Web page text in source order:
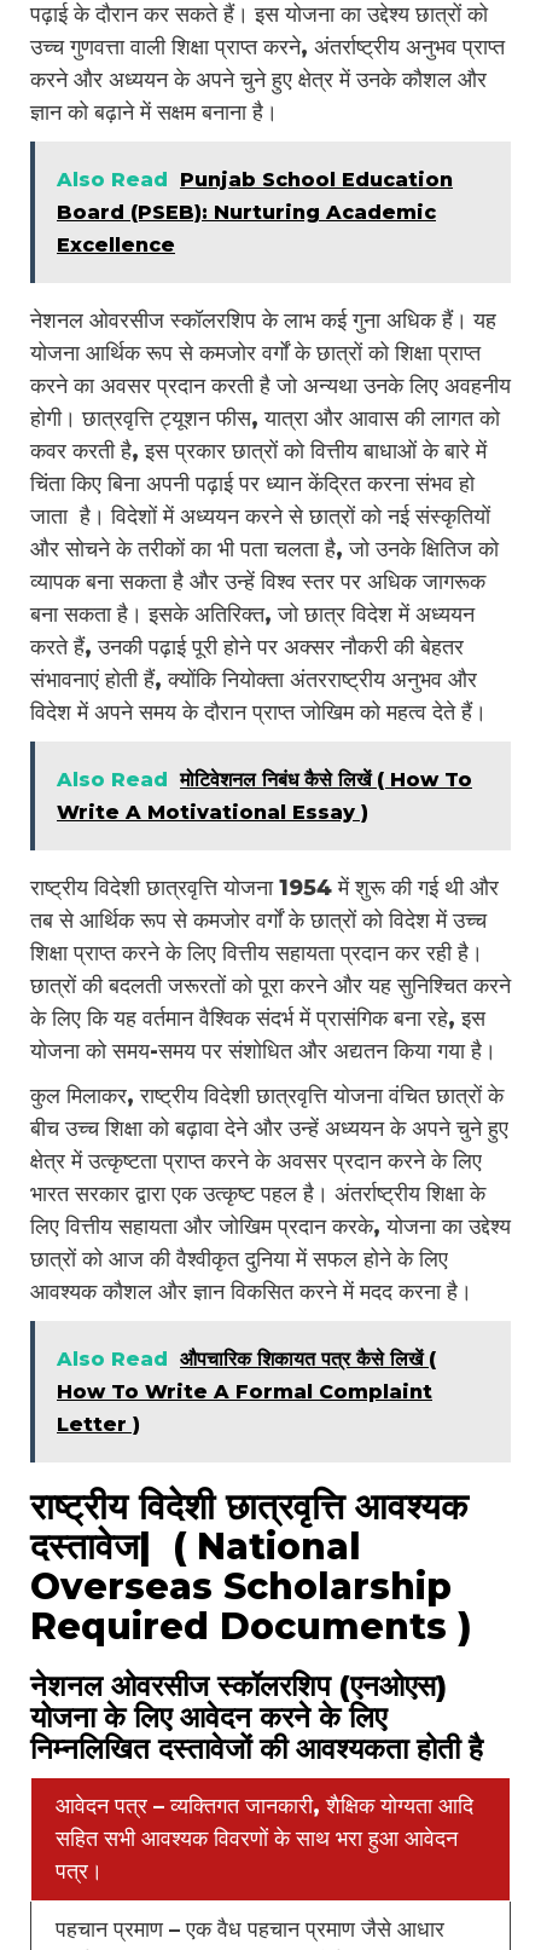
पढ़ाई के दौरान कर सकते हैं। इस योजना का उद्देश्य छात्रों को
उच्च गुणवत्ता वाली शिक्षा प्राप्त करने, अंतर्राष्ट्रीय अनुभव प्राप्त
करने और अध्ययन के अपने चुने हुए क्षेत्र में उनके कौशल और
ज्ञान को बढ़ाने में सक्षम बनाना है।
Also Read
Punjab School Education
Board (PSEB): Nurturing Academic
Excellence
नेशनल ओवरसीज स्कॉलरशिप के लाभ कई गुना अधिक हैं। यह
योजना आर्थिक रूप से कमजोर वर्गों के छात्रों को शिक्षा प्राप्त
करने का अवसर प्रदान करती है जो अन्यथा उनके लिए अवहनीय
होगी। छात्रवृत्ति ट्यूशन फीस, यात्रा और आवास की लागत को
कवर करती है, इस प्रकार छात्रों को वित्तीय बाधाओं के बारे में
चिंता किए बिना अपनी पढ़ाई पर ध्यान केंद्रित करना संभव हो
जाता है। विदेशों में अध्ययन करने से छात्रों को नई संस्कृतियों
और सोचने के तरीकों का भी पता चलता है, जो उनके क्षितिज को
व्यापक बना सकता है और उन्हें विश्व स्तर पर अधिक जागरूक
बना सकता है। इसके अतिरिक्त, जो छात्र विदेश में अध्ययन
करते हैं, उनकी पढ़ाई पूरी होने पर अक्सर नौकरी की बेहतर
संभावनाएं होती हैं, क्योंकि नियोक्ता अंतरराष्ट्रीय अनुभव और
विदेश में अपने समय के दौरान प्राप्त जोखिम को महत्व देते हैं।
Also Read
मोटिवेशनल निबंध कैसे लिखें ( How To
Write A Motivational Essay )
राष्ट्रीय विदेशी छात्रवृत्ति योजना 1954 में शुरू की गई थी और
तब से आर्थिक रूप से कमजोर वर्गों के छात्रों को विदेश में उच्च
शिक्षा प्राप्त करने के लिए वित्तीय सहायता प्रदान कर रही है।
छात्रों की बदलती जरूरतों को पूरा करने और यह सुनिश्चित करने
के लिए कि यह वर्तमान वैश्विक संदर्भ में प्रासंगिक बना रहे, इस
योजना को समय-समय पर संशोधित और अद्यतन किया गया है।
कुल मिलाकर, राष्ट्रीय विदेशी छात्रवृत्ति योजना वंचित छात्रों के
बीच उच्च शिक्षा को बढ़ावा देने और उन्हें अध्ययन के अपने चुने हुए
क्षेत्र में उत्कृष्टता प्राप्त करने के अवसर प्रदान करने के लिए
भारत सरकार द्वारा एक उत्कृष्ट पहल है। अंतर्राष्ट्रीय शिक्षा के
लिए वित्तीय सहायता और जोखिम प्रदान करके, योजना का उद्देश्य
छात्रों को आज की वैश्वीकृत दुनिया में सफल होने के लिए
आवश्यक कौशल और ज्ञान विकसित करने में मदद करना है।
Also Read
औपचारिक शिकायत पत्र कैसे लिखें (
How To Write A Formal Complaint
Letter )
राष्ट्रीय विदेशी छात्रवृत्ति आवश्यक
दस्तावेज| ( National
Overseas Scholarship
Required Documents )
नेशनल ओवरसीज स्कॉलरशिप (एनओएस)
योजना के लिए आवेदन करने के लिए
निम्नलिखित दस्तावेजों की आवश्यकता होती है
आवेदन पत्र – व्यक्तिगत जानकारी, शैक्षिक योग्यता आदि
सहित सभी आवश्यक विवरणों के साथ भरा हुआ आवेदन
पत्र।
पहचान प्रमाण – एक वैध पहचान प्रमाण जैसे आधार